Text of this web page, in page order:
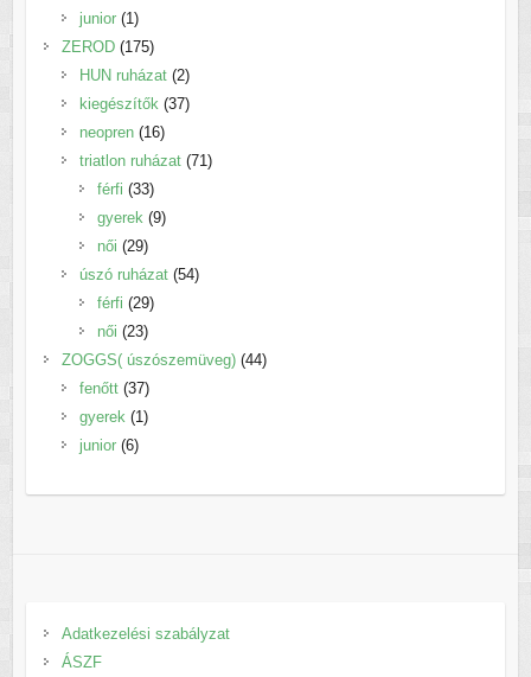
junior 1 1
termék
ZEROD 175175
termék
HUN ruházat 22
termék
kiegészítők 3737
neopren 1616
termék
triatlon ruházat 71 71
férfi 3333
termék
gyerek 99
női 2929
termék
úszó ruházat 5454
férfi 2929
termék
női 2323
termék
ZOGGS( úszószemüveg) 4444
fenőtt 3737
termék
gyerek 1 1
junior 66
Adatkezelési szabályzat
ÁSZF